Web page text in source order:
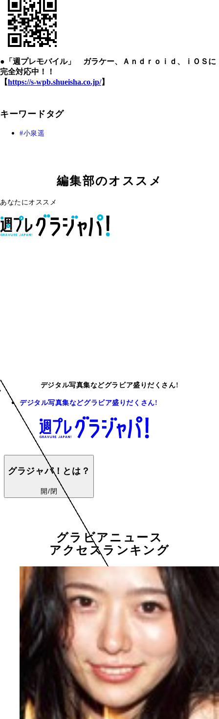
●「週プレモバイル」 ガラケー、Ａｎｄｒｏｉｄ、ｉＯＳに
完全対応中！！
【https://s-wpb.shueisha.co.jp/】
キーワードタグ
小泉遥
編集部のオススメ
あなたにオススメ
デジタル写真集などグラビア盛りだくさん!
デジタル写真集などグラビア盛りだくさん!
グラジャパ！とは？
開/閉
グラビアニュース
アクセスランキング